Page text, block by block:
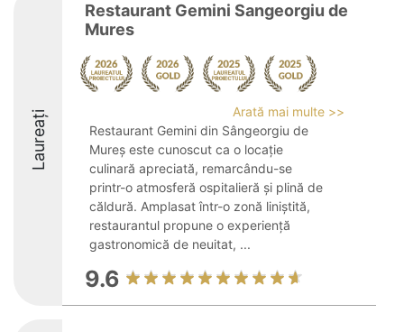
Laureați
Restaurant Gemini Sangeorgiu de
Mures
Arată mai multe >>
Restaurant Gemini din Sângeorgiu de
Mureș este cunoscut ca o locație
culinară apreciată, remarcându-se
printr-o atmosferă ospitalieră și plină de
căldură. Amplasat într-o zonă liniștită,
restaurantul propune o experiență
gastronomică de neuitat, ...
9.6